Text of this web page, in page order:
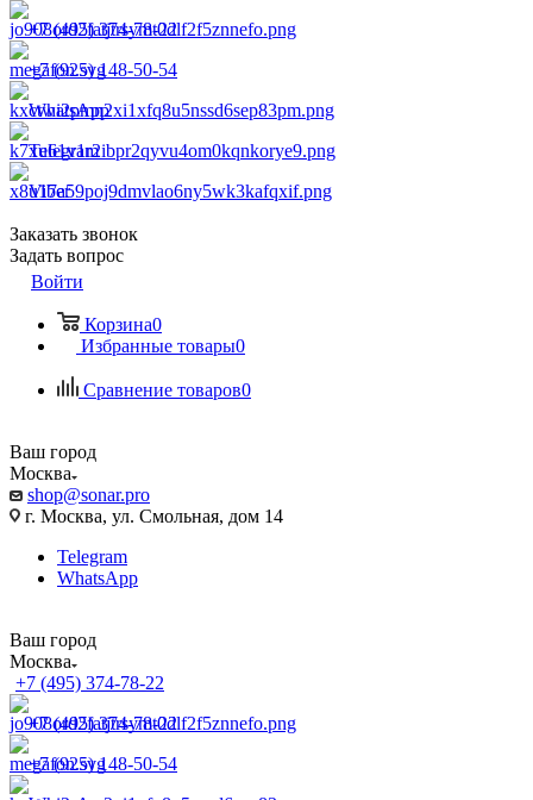
+7 (495) 374-78-22
+7 (925) 148-50-54
WhatsApp
Telegram
Viber
Заказать звонок
Задать вопрос
Войти
Корзина0
Избранные товары0
Сравнение товаров0
Ваш город
Москва
shop@sonar.pro
г. Москва, ул. Смольная, дом 14
Telegram
WhatsApp
Ваш город
Москва
+7 (495) 374-78-22
+7 (495) 374-78-22
+7 (925) 148-50-54